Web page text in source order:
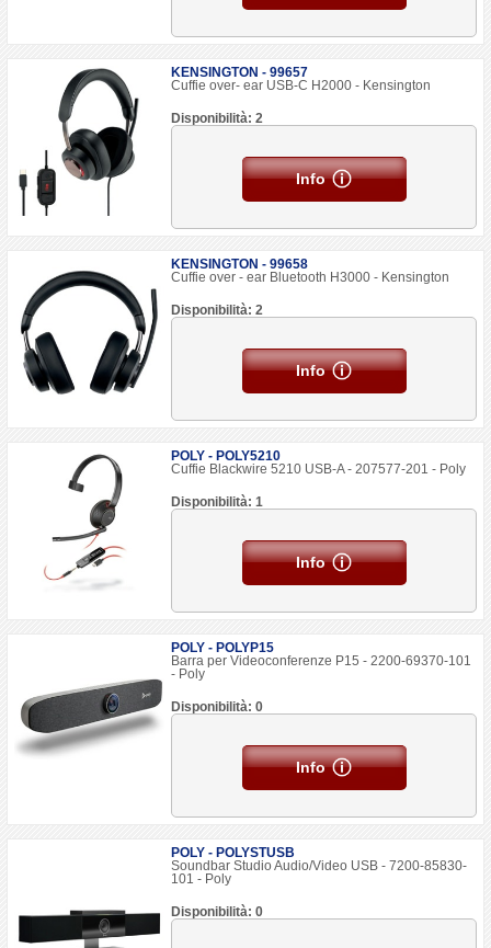
KENSINGTON - 99657
Cuffie over- ear USB-C H2000 - Kensington
Disponibilità: 2
Info
KENSINGTON - 99658
Cuffie over - ear Bluetooth H3000 - Kensington
Disponibilità: 2
Info
POLY - POLY5210
Cuffie Blackwire 5210 USB-A - 207577-201 - Poly
Disponibilità: 1
Info
POLY - POLYP15
Barra per Videoconferenze P15 - 2200-69370-101
- Poly
Disponibilità: 0
Info
POLY - POLYSTUSB
Soundbar Studio Audio/Video USB - 7200-85830-
101 - Poly
Disponibilità: 0